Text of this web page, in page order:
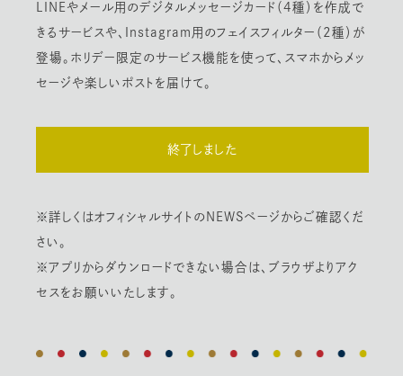
LINEやメール用のデジタルメッセージカード（4種）を作成で
きるサービスや、Instagram用のフェイスフィルター（2種）が
登場。ホリデー限定のサービス機能を使って、スマホからメッ
セージや楽しいポストを届けて。
終了しました
※詳しくはオフィシャルサイトのNEWSページからご確認くだ
さい。
※アプリからダウンロードできない場合は、ブラウザよりアク
セスをお願いいたします。